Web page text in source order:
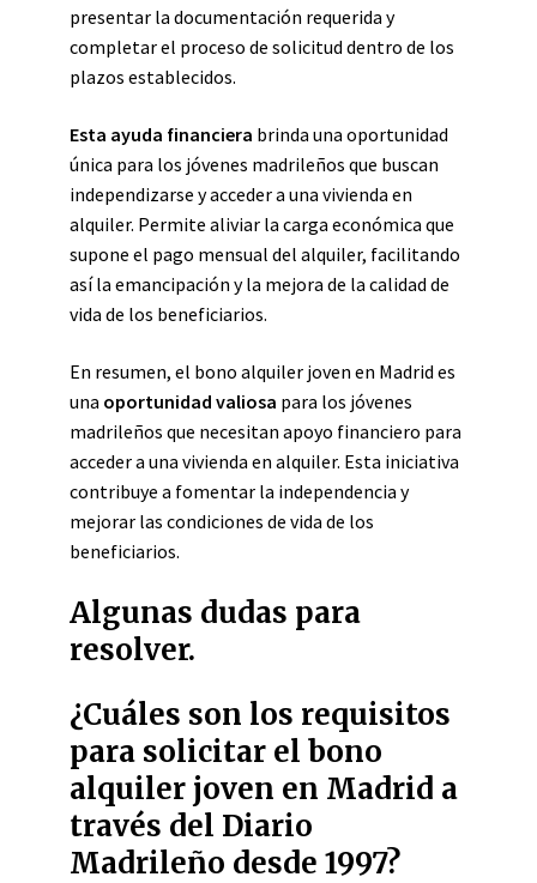
presentar la documentación requerida y
completar el proceso de solicitud dentro de los
plazos establecidos.
Esta ayuda financiera brinda una oportunidad
única para los jóvenes madrileños que buscan
independizarse y acceder a una vivienda en
alquiler. Permite aliviar la carga económica que
supone el pago mensual del alquiler, facilitando
así la emancipación y la mejora de la calidad de
vida de los beneficiarios.
En resumen, el bono alquiler joven en Madrid es
una oportunidad valiosa para los jóvenes
madrileños que necesitan apoyo financiero para
acceder a una vivienda en alquiler. Esta iniciativa
contribuye a fomentar la independencia y
mejorar las condiciones de vida de los
beneficiarios.
Algunas dudas para
resolver.
¿Cuáles son los requisitos
para solicitar el bono
alquiler joven en Madrid a
través del Diario
Madrileño desde 1997?